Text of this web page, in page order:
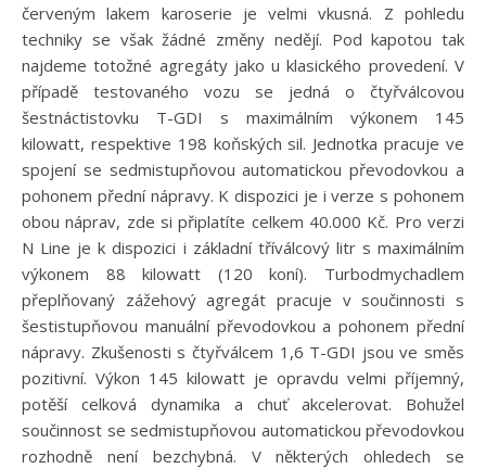
červeným lakem karoserie je velmi vkusná. Z pohledu
techniky se však žádné změny nedějí. Pod kapotou tak
najdeme totožné agregáty jako u klasického provedení. V
případě testovaného vozu se jedná o čtyřválcovou
šestnáctistovku T-GDI s maximálním výkonem 145
kilowatt, respektive 198 koňských sil. Jednotka pracuje ve
spojení se sedmistupňovou automatickou převodovkou a
pohonem přední nápravy. K dispozici je i verze s pohonem
obou náprav, zde si připlatíte celkem 40.000 Kč. Pro verzi
N Line je k dispozici i základní tříválcový litr s maximálním
výkonem 88 kilowatt (120 koní). Turbodmychadlem
přeplňovaný zážehový agregát pracuje v součinnosti s
šestistupňovou manuální převodovkou a pohonem přední
nápravy. Zkušenosti s čtyřválcem 1,6 T-GDI jsou ve směs
pozitivní. Výkon 145 kilowatt je opravdu velmi příjemný,
potěší celková dynamika a chuť akcelerovat. Bohužel
součinnost se sedmistupňovou automatickou převodovkou
rozhodně není bezchybná. V některých ohledech se